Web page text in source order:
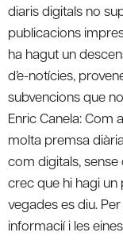
diaris digitals no
publicacions
ha hagut un
d’e-notícies,
subvencions que
Enric Canela: Com
molta premsa
com digitals, sense
crec que hi hagi
vegades es diu.
informacií i les